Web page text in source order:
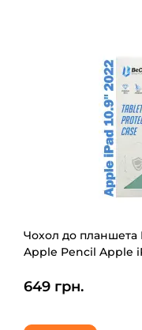
Чохол до планшета
Apple Pencil Apple
649 грн.